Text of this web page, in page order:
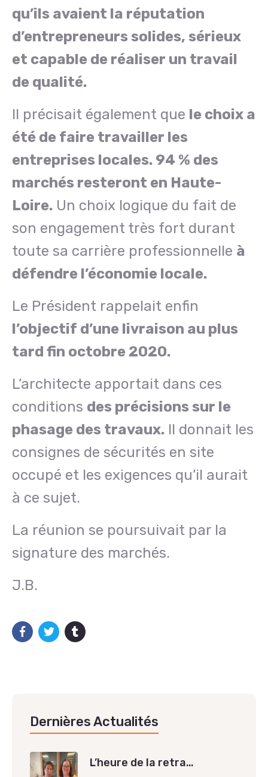
qu’ils avaient la réputation
d’entrepreneurs solides, sérieux
et capable de réaliser un travail
de qualité.
Il précisait également que le choix a
été de faire travailler les
entreprises locales. 94 % des
marchés resteront en Haute-
Loire. Un choix logique du fait de
son engagement très fort durant
toute sa carrière professionnelle à
défendre l’économie locale.
Le Président rappelait enfin
l’objectif d’une livraison au plus
tard fin octobre 2020.
L’architecte apportait dans ces
conditions des précisions sur le
phasage des travaux. Il donnait les
consignes de sécurités en site
occupé et les exigences qu’il aurait
à ce sujet.
La réunion se poursuivait par la
signature des marchés.
J.B.
Dernières Actualités
L’heure de la retra…